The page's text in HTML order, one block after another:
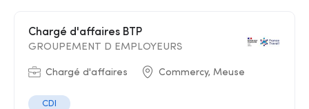
Chargé d'affaires BTP
GROUPEMENT D EMPLOYEURS
Chargé d'affaires Commercy, Meuse
CDI